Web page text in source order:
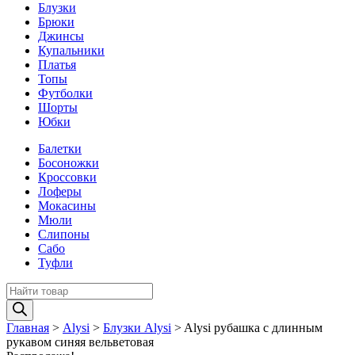
Блузки
Брюки
Джинсы
Купальники
Платья
Топы
Футболки
Шорты
Юбки
Балетки
Босоножки
Кроссовки
Лоферы
Мокасины
Мюли
Слипоны
Сабо
Туфли
Поиск
товаров
Главная > Alysi > Блузки Alysi > Alysi рубашка с длинным
рукавом cиняя вельветовая